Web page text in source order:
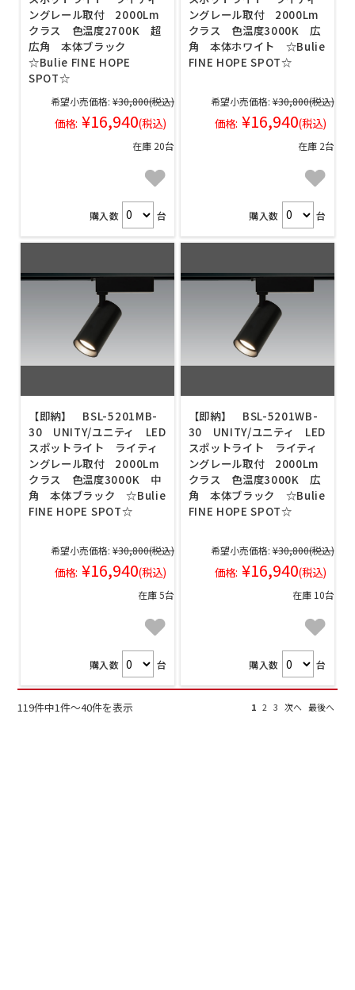
ングレール取付 2000Lm
クラス 色温度2700K 超
広角 本体ブラック
☆Bulie FINE HOPE
SPOT☆
希望小売価格: ¥30,800(税込)
価格: ¥16,940(税込)
在庫 20台
購入数 台
ングレール取付 2000Lm
クラス 色温度3000K 広
角 本体ホワイト ☆Bulie
FINE HOPE SPOT☆
希望小売価格: ¥30,800(税込)
価格: ¥16,940(税込)
在庫 2台
購入数 台
【即納】 BSL-5201MB-
30 UNITY/ユニティ LED
スポットライト ライティ
ングレール取付 2000Lm
クラス 色温度3000K 中
角 本体ブラック ☆Bulie
FINE HOPE SPOT☆
希望小売価格: ¥30,800(税込)
価格: ¥16,940(税込)
在庫 5台
購入数 台
【即納】 BSL-5201WB-
30 UNITY/ユニティ LED
スポットライト ライティ
ングレール取付 2000Lm
クラス 色温度3000K 広
角 本体ブラック ☆Bulie
FINE HOPE SPOT☆
希望小売価格: ¥30,800(税込)
価格: ¥16,940(税込)
在庫 10台
購入数 台
119件中1件～40件を表示 1 2 3 次へ 最後へ